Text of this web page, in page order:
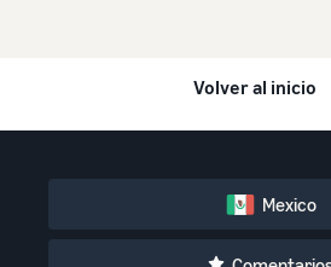
Volver al inicio
Mexico